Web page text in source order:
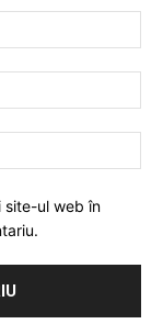
site-ul web în